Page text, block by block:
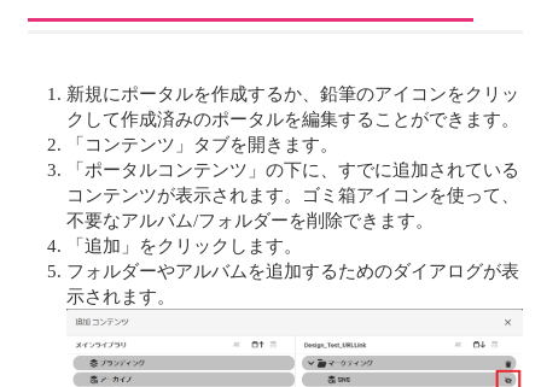
新規にポータルを作成するか、鉛筆のアイコンをクリッ
クして作成済みのポータルを編集することができます。
「コンテンツ」タブを開きます。
「ポータルコンテンツ」の下に、すでに追加されている
コンテンツが表示されます。ゴミ箱アイコンを使って、
不要なアルバム/フォルダーを削除できます。
「追加」をクリックします。
フォルダーやアルバムを追加するためのダイアログが表
示されます。